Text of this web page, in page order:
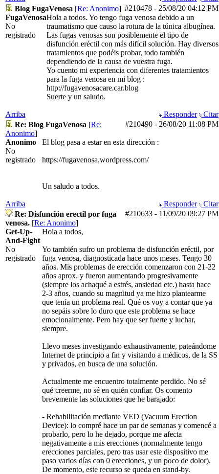
#210478 - 25/08/20 04:12 PM
Blog FugaVenosa [Re: Anonimo]
FugaVenosa
No
registrado
Hola a todos. Yo tengo fuga venosa debido a un
traumatismo que causo la rotura de la túnica albugínea.
Las fugas venosas son posiblemente el tipo de
disfunción eréctil con más difícil solución. Hay diversos
tratamientos que podéis probar, todo también
dependiendo de la causa de vuestra fuga.
Yo cuento mi experiencia con diferentes tratamientos
para la fuga venosa en mi blog :
http://fugavenosacare.car.blog
Suerte y un saludo.
Arriba Responder
Citar
#210490 - 26/08/20 11:08 PM
Re: Blog FugaVenosa [Re:
Anonimo]
Anonimo
No
registrado
El blog pasa a estar en esta dirección :
https://fugavenosa.wordpress.com/
Un saludo a todos.
Arriba Responder
Citar
#210633 - 11/09/20 09:27 PM
Re: Disfunción erectil por fuga
venosa. [Re: Anonimo]
Get-Up-
And-Fight
No
registrado
Hola a todos,
Yo también sufro un problema de disfunción eréctil, por
fuga venosa, diagnosticada hace unos meses. Tengo 30
años. Mis problemas de erección comenzaron con 21-22
años aprox. y fueron aumentando progresivamente
(siempre los achaqué a estrés, ansiedad etc.) hasta hace
2-3 años, cuando su magnitud ya me hizo plantearme
que tenía un problema real. Qué os voy a contar que ya
no sepáis sobre lo duro que este problema se hace
emocionalmente. Pero hay que ser fuerte y luchar,
siempre.
Llevo meses investigando exhaustivamente, pateándome
Internet de principio a fin y visitando a médicos, de la SS
y privados, en busca de una solución.
Actualmente me encuentro totalmente perdido. No sé
qué creerme, no sé en quién confiar. Os comento
brevemente las soluciones que he barajado:
- Rehabilitación mediante VED (Vacuum Erection
Device): lo compré hace un par de semanas y comencé a
probarlo, pero lo he dejado, porque me afecta
negativamente a mis erecciones (normalmente tengo
erecciones parciales, pero tras usar este dispositivo me
paso varios días con 0 erecciones, y un poco de dolor).
De momento, este recurso se queda en stand-by.